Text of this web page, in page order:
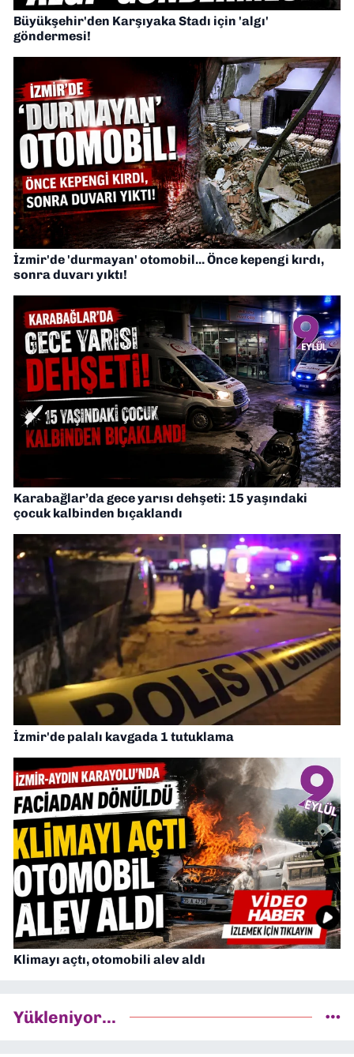
Büyükşehir'den Karşıyaka Stadı için 'algı'
göndermesi!
İzmir'de 'durmayan' otomobil... Önce kepengi kırdı,
sonra duvarı yıktı!
Karabağlar’da gece yarısı dehşeti: 15 yaşındaki
çocuk kalbinden bıçaklandı
İzmir'de palalı kavgada 1 tutuklama
Klimayı açtı, otomobili alev aldı
Yükleniyor...